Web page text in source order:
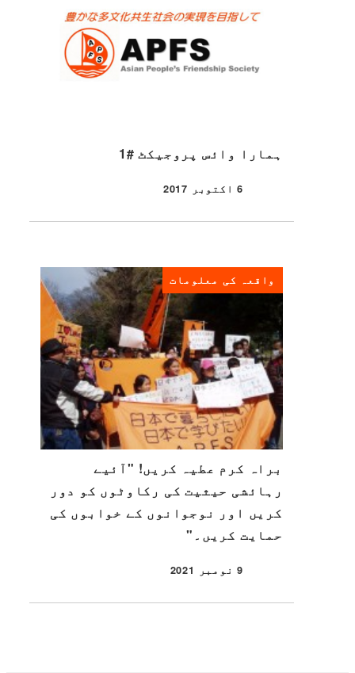
ہمارا وائس پروجیکٹ #1
شائع شدہ
6 اکتوبر 2017
واقعہ کی معلومات
براہ کرم عطیہ کریں! "آئیے
رہائشی حیثیت کی رکاوٹوں کو دور
کریں اور نوجوانوں کے خوابوں کی
حمایت کریں۔"
شائع شدہ
9 نومبر 2021